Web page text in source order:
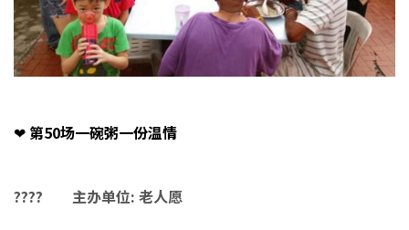
❤第50场一碗粥一份温情
???? 主办单位: 老人愿